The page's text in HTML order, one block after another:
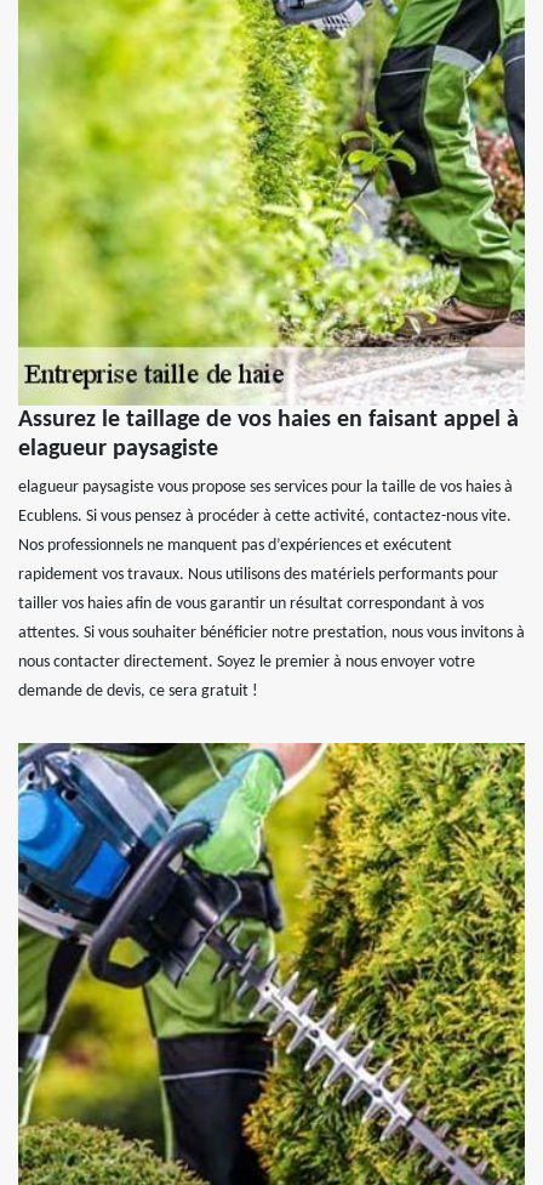
Assurez le taillage de vos haies en faisant appel à
elagueur paysagiste
elagueur paysagiste vous propose ses services pour la taille de vos haies à
Ecublens. Si vous pensez à procéder à cette activité, contactez-nous vite.
Nos professionnels ne manquent pas d’expériences et exécutent
rapidement vos travaux. Nous utilisons des matériels performants pour
tailler vos haies afin de vous garantir un résultat correspondant à vos
attentes. Si vous souhaiter bénéficier notre prestation, nous vous invitons à
nous contacter directement. Soyez le premier à nous envoyer votre
demande de devis, ce sera gratuit !